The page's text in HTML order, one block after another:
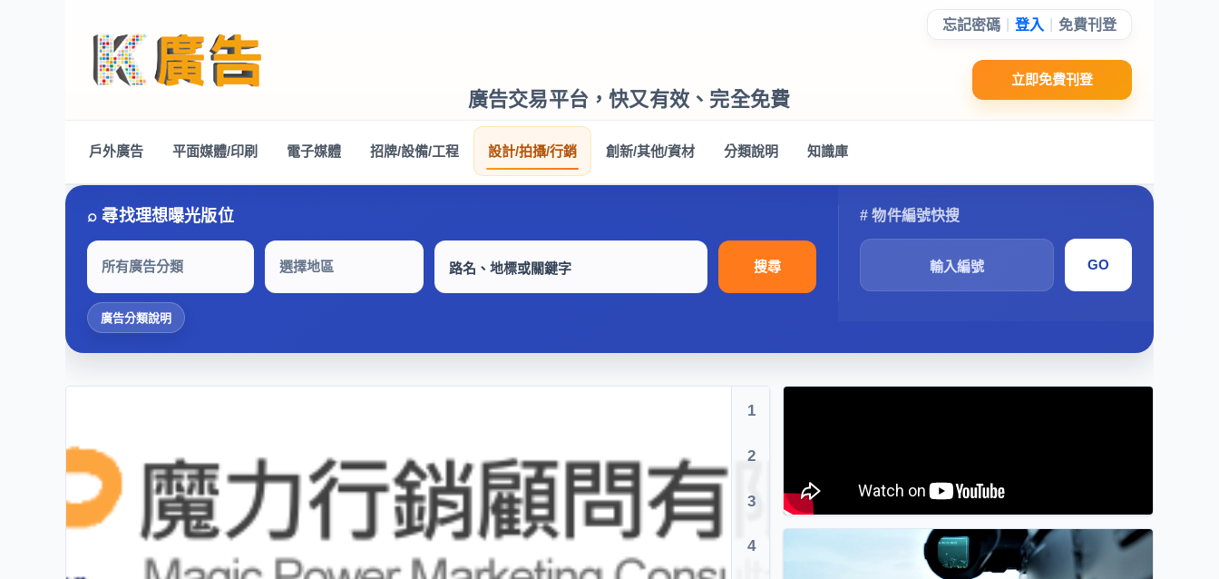
廣告交易平台，快又有效、完全免費
立即免費刊登
忘記密碼 登入 免費刊登
戶外廣告 平面媒體/印刷 電子媒體 招牌/設備/工程 設計/拍攝/行銷 創新/其他/資材 分類說明 知識庫
所有廣告分類 選擇地區 搜尋
廣告分類說明
尋
1
2
3
4